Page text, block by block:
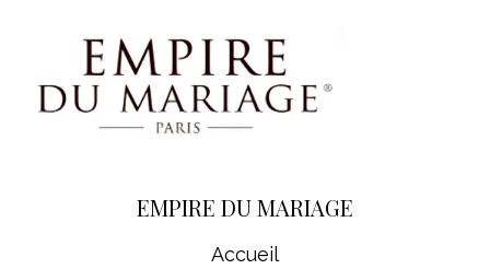
EMPIRE DU MARIAGE
Accueil